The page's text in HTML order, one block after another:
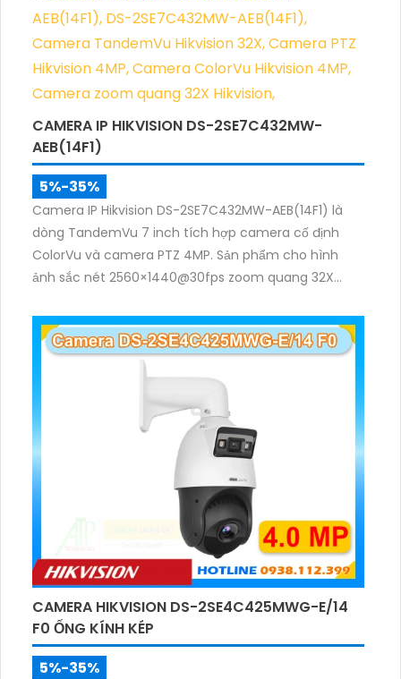
ngày và đêm.
CAMERA IP HIKVISION DS-2SE7C432MW-
AEB(14F1)
5%-35%
Camera IP Hikvision DS-2SE7C432MW-AEB(14F1) là
dòng TandemVu 7 inch tích hợp camera cố định
ColorVu và camera PTZ 4MP. Sản phẩm cho hình
ảnh sắc nét 2560×1440@30fps zoom quang 32X
giám sát khu vực rộng cả ngày lẫn đêm.
CAMERA HIKVISION DS-2SE4C425MWG-E/14
F0 ỐNG KÍNH KÉP
5%-35%